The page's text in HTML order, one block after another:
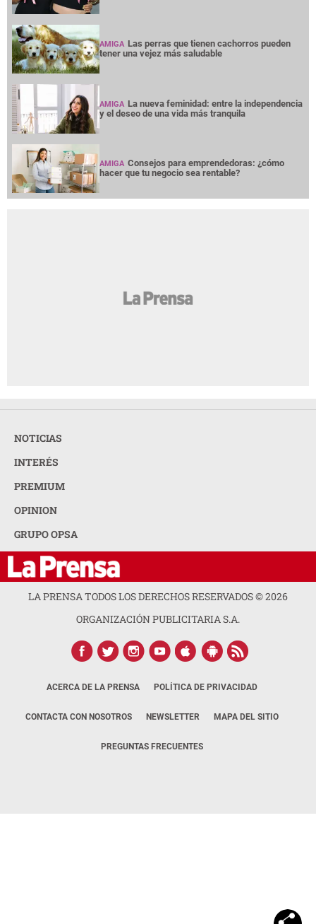
AMIGA Las perras que tienen cachorros pueden
tener una vejez más saludable
AMIGA La nueva feminidad: entre la independencia
y el deseo de una vida más tranquila
AMIGA Consejos para emprendedoras: ¿cómo
hacer que tu negocio sea rentable?
NOTICIAS
INTERÉS
PREMIUM
OPINION
GRUPO OPSA
LA PRENSA TODOS LOS DERECHOS RESERVADOS ©2026
ORGANIZACIÓN PUBLICITARIA S.A.
ACERCA DE LA PRENSA POLÍTICA DE PRIVACIDAD
CONTACTA CON NOSOTROS NEWSLETTER MAPA DEL SITIO
PREGUNTAS FRECUENTES